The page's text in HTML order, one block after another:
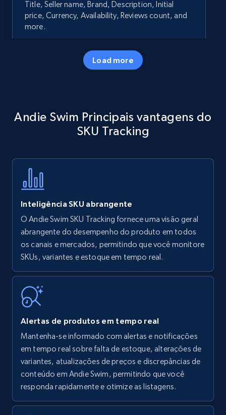
Title, Seller name, Brand, Description, Initial
price, Currency, Availability, Reviews count, and
more.
5.7K+ Comece agora
specific keywords
Title, Seller name, Brand, Description, Initial
Amazon products - find products by using
upc numbers
Title, Seller name, Brand, Description, Initial
price, Currency, Availability, Reviews count, and
35.2K+
Amazon Reviews
URL, Product name, Product rating, Product
rating object, Product rating max, Rating,
Load more
Andie Swim Principais vantagens do
SKU Tracking
Inteligência SKU abrangente
O Andie Swim SKU Tracking fornece uma visão geral
abrangente do desempenho do produto em todos
os canais e mercados, permitindo que você monitore
SKUs, variantes e estoque em tempo real.
Alertas de produtos em tempo real
Mantenha-se informado com alertas e notificações
em tempo real sobre falta de estoque, alterações de
variantes, atualizações de preços e discrepâncias de
conteúdo em Andie Swim, permitindo que você
responda rapidamente e otimize as listagens.